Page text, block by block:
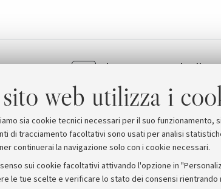
web utilizza i
sia cookie tecnici necessari per il suo
di tracciamento facoltativi sono usati per analisi
continuerai la navigazione solo con i cookie necessari.
sui cookie facoltativi attivando l'opzione in
le tue scelte e verificare lo stato dei consensi
Il programma degli
[916.1 KB]